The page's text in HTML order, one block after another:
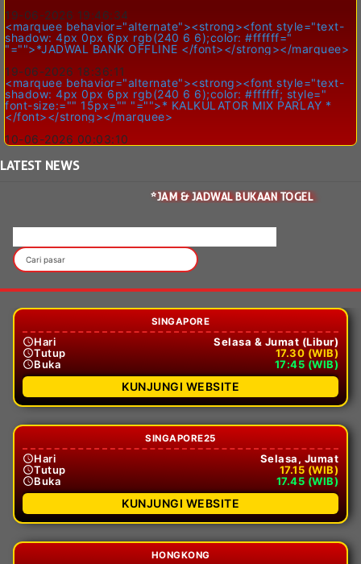
19-06-2026 19:46:34
<marquee behavior="alternate"><strong><font style="text-
shadow: 4px 0px 6px rgb(240 6 6);color: #ffffff="
"="">*JADWAL BANK OFFLINE </font></strong></marquee>
19-06-2026 18:36:11
<marquee behavior="alternate"><strong><font style="text-
shadow: 4px 0px 6px rgb(240 6 6);color: #ffffff; style="
font-size:="" 15px="" "="">* KALKULATOR MIX PARLAY *
</font></strong></marquee>
10-06-2026 00:03:10
LATESTNEWS
*JAM & JADWAL BUKAAN TOGEL
SINGAPORE
Hari
Selasa & Jumat (Libur)
Tutup
17.30 (WIB)
Buka
17:45 (WIB)
KUNJUNGI WEBSITE
SINGAPORE25
Hari
Selasa, Jumat
Tutup
17.15 (WIB)
Buka
17.45 (WIB)
KUNJUNGI WEBSITE
HONGKONG